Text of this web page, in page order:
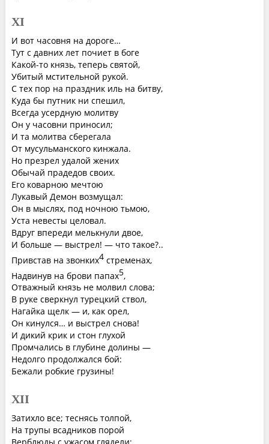
XI
И вот часовня на дороге…
Тут с давних лет почиет в боге
Какой-то князь, теперь святой,
Убитый мстительной рукой.
С тех пор на праздник иль на битву,
Куда бы путник ни спешил,
Всегда усердную молитву
Он у часовни приносил;
И та молитва сберегала
От мусульманского кинжала.
Но презрел удалой жених
Обычай прадедов своих.
Его коварною мечтою
Лукавый Демон возмущал:
Он в мыслях, под ночною тьмою,
Уста невесты целовал.
Вдруг впереди мелькнули двое,
И больше — выстрел! — что такое?..
Привстав на звонких4стременах,
Надвинув на брови папах5,
Отважный князь не молвил слова;
В руке сверкнул турецкий ствол,
Нагайка щелк — и, как орел,
Он кинулся… и выстрел снова!
И дикий крик и стон глухой
Промчались в глубине долины —
Недолго продолжался бой:
Бежали робкие грузины!
XII
Затихло все; теснясь толпой,
На трупы всадников порой